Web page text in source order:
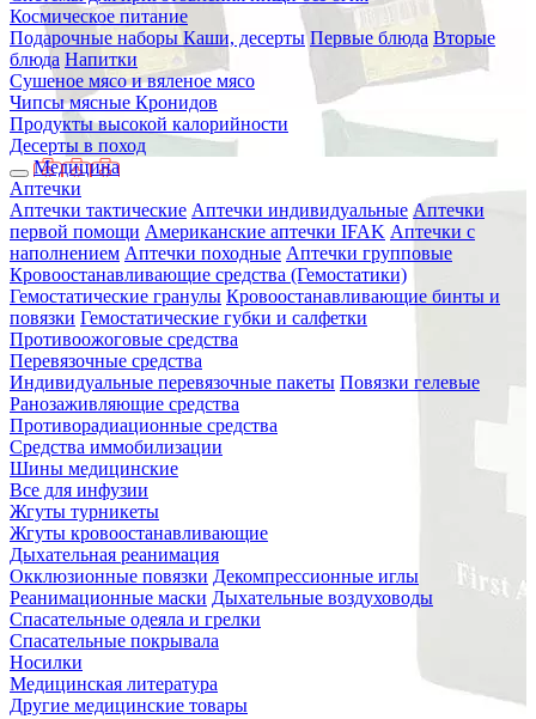
Космическое питание
Подарочные наборы Каши, десерты Первые блюда Вторые
блюда Напитки
Сушеное мясо и вяленое мясо
Чипсы мясные Кронидов
Продукты высокой калорийности
Десерты в поход
Медицина
Аптечки
Аптечки тактические Аптечки индивидуальные Аптечки
первой помощи Американские аптечки IFAK Аптечки с
наполнением Аптечки походные Аптечки групповые
Кровоостанавливающие средства (Гемостатики)
Гемостатические гранулы Кровоостанавливающие бинты и
повязки Гемостатические губки и салфетки
Противоожоговые средства
Перевязочные средства
Индивидуальные перевязочные пакеты Повязки гелевые
Ранозаживляющие средства
Противорадиационные средства
Средства иммобилизации
Шины медицинские
Все для инфузии
Жгуты турникеты
Жгуты кровоостанавливающие
Дыхательная реанимация
Окклюзионные повязки Декомпрессионные иглы
Реанимационные маски Дыхательные воздуховоды
Спасательные одеяла и грелки
Спасательные покрывала
Носилки
Медицинская литература
Другие медицинские товары